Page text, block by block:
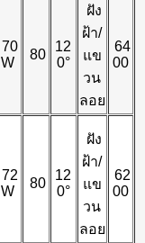
70
W
80
12
0°
ฝัง
ฝ้า/
แข
วน
ลอย
64
00
72
W
80
12
0°
ฝัง
ฝ้า/
แข
วน
ลอย
62
00